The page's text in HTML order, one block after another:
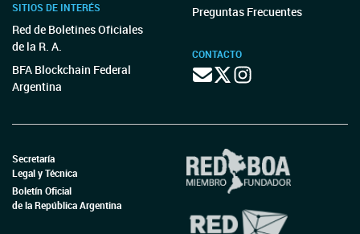
SITIOS DE INTERÉS
Red de Boletines Oficiales
de la R. A.
BFA Blockchain Federal
Argentina
Preguntas Frecuentes
CONTACTO
Secretaría
Legal y Técnica
Boletín Oficial
de la República Argentina